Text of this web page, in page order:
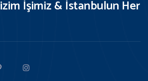
İşimiz & İstanbulun Her